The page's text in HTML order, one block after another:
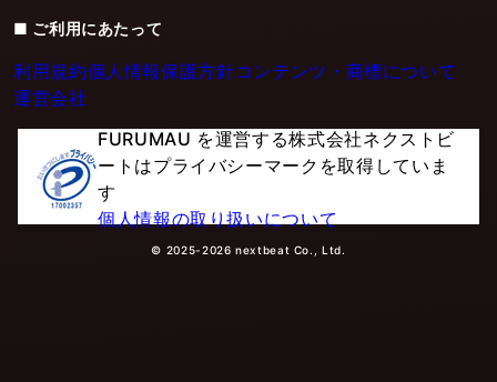
■ ご利用にあたって
利用規約個人情報保護方針コンテンツ・商標について
運営会社
FURUMAU を運営する株式会社ネクストビ
ートはプライバシーマークを取得していま
す
個人情報の取り扱いについて
© 2025-2026 nextbeat Co., Ltd.